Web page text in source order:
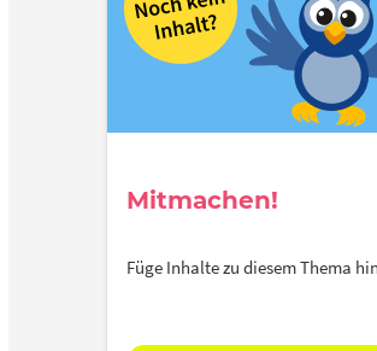
Mitmachen!
Füge Inhalte zu diesem Thema